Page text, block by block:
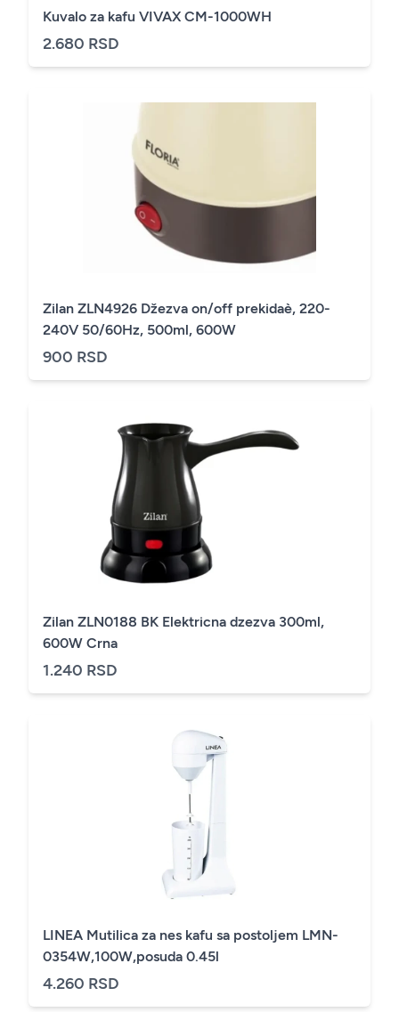
Kuvalo za kafu VIVAX CM-1000WH
2.680 RSD
Zilan ZLN4926 Džezva on/off prekidaè, 220-
240V 50/60Hz, 500ml, 600W
900 RSD
Zilan ZLN0188 BK Elektricna dzezva 300ml,
600W Crna
1.240 RSD
LINEA Mutilica za nes kafu sa postoljem LMN-
0354W,100W,posuda 0.45l
4.260 RSD